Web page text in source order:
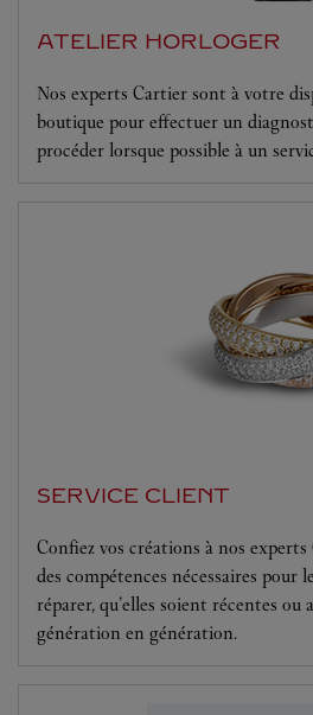
ATELIER HORLOGER
Nos experts Cartier sont à votre
boutique pour effectuer un
procéder lorsque possible à un
SERVICE CLIENT
Confiez vos créations à nos experts
des compétences nécessaires pour
réparer, qu’elles soient récentes ou
génération en génération.